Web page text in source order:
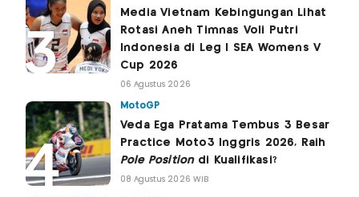
Media Vietnam Kebingungan Lihat
Rotasi Aneh Timnas Voli Putri
Indonesia di Leg I SEA Womens V
Cup 2026
06 Agustus 2026
MotoGP
Veda Ega Pratama Tembus 3 Besar
Practice Moto3 Inggris 2026, Raih
Pole Positiondi Kualifikasi?
08 Agustus 2026 WIB